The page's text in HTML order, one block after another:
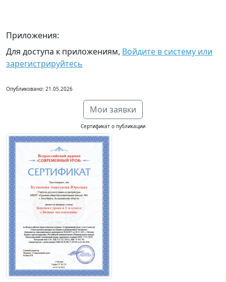
Приложения:
Для доступа к приложениям, Войдите в систему или
зарегистрируйтесь
Опубликовано: 21.05.2026
Мои заявки
Сертификат о публикации